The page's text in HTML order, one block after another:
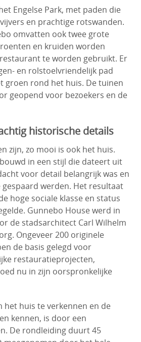
Engelse Park, met paden die
en prachtige rotswanden.
omvatten ook twee grote
en kruiden worden
te worden gebruikt. Er
en rolstoelvriendelijk pad
groen rond het huis. De tuinen
geopend voor bezoekers en de
historische details
zijn, zo mooi is ook het huis.
in een stijl die dateert uit
voor detail belangrijk was en
werden. Het resultaat
hoge sociale klasse en status
Gunnebo House werd in
de stadsarchitect Carl Wilhelm
Ongeveer 200 originele
de basis gelegd voor
restauratieprojecten,
nu in zijn oorspronkelijke
het huis te verkennen en de
kennen, is door een
De rondleiding duurt 45